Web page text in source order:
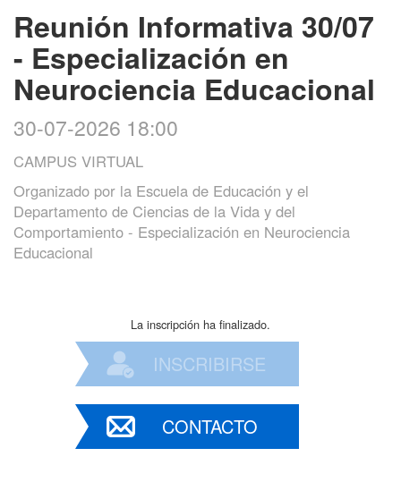
Reunión Informativa 30/07
- Especialización en
Neurociencia Educacional
30-07-2026 18:00
CAMPUS VIRTUAL
Organizado por la Escuela de Educación y el
Departamento de Ciencias de la Vida y del
Comportamiento - Especialización en Neurociencia
Educacional
La inscripción ha finalizado.
INSCRIBIRSE
CONTACTO